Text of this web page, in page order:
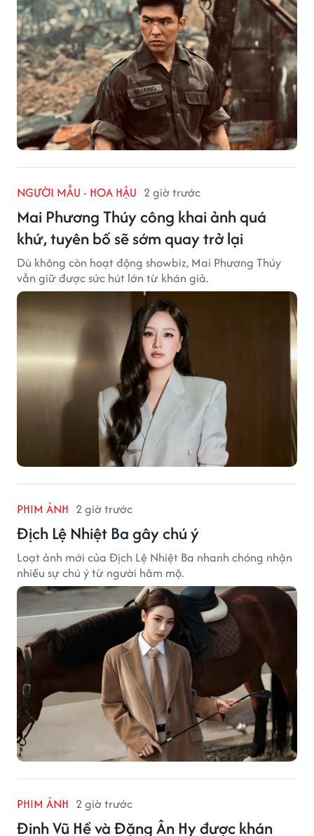
NGƯỜI MẪU - HOA HẬU 2 giờ trước
Mai Phương Thúy công khai ảnh quá
khứ, tuyên bố sẽ sớm quay trở lại
Dù không còn hoạt động showbiz, Mai Phương Thúy
vẫn giữ được sức hút lớn từ khán giả.
PHIM ẢNH 2 giờ trước
Địch Lệ Nhiệt Ba gây chú ý
Loạt ảnh mới của Địch Lệ Nhiệt Ba nhanh chóng nhận
nhiều sự chú ý từ người hâm mộ.
PHIM ẢNH 2 giờ trước
Đinh Vũ Hề và Đặng Ân Hy được khán